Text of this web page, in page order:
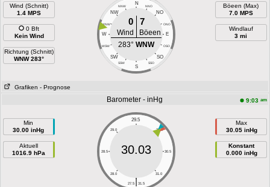
Wind (Schnitt)
1.4 MPS
0 Bft
Kein Wind
Richtung (Schnitt)
WNW 283°
N
NNW NNO
NW NO
WNW ONO
W E
WSW OSO
SW SO
SSW SSO
S
0 7
Wind
Böeen
283° WNW
Böeen (Max)
7.0 MPS
Windlauf
3 mi
Grafiken - Prognose
Barometer - inHg 9:03 am
Min
30.00 inHg
Aktuell
1016.9 hPa
29.5
29.0 30.0
28.5 30.5
28.0 31.0
|
27.5 31.5
30.03
Max
30.05 inHg
Konstant
0.000 inHg